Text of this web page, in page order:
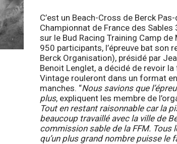
C’est un Beach-Cross de Berck
Championnat de France des
sur le Bud Racing Training Camp
950 participants, l’épreuve bat son
Berck Organisation), présidé par
Benoit Lenglet, a décidé de revoir
Vintage rouleront dans un format
manches. “Nous savions que
plus, expliquent les membre de
Tout en restant raisonnable car la
beaucoup travaillé avec la ville de
commission sable de la FFM.
qu’un plus grand nombre puisse le